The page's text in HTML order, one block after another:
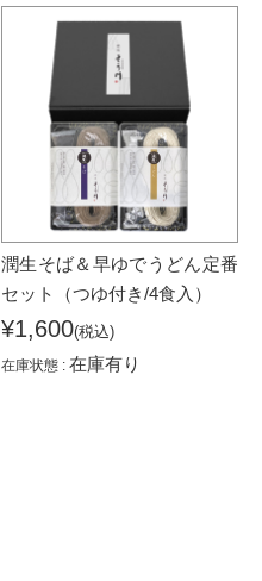
潤生そば＆早ゆでうどん定番
セット（つゆ付き/4食入）
¥1,600(税込)
在庫状態 : 在庫有り